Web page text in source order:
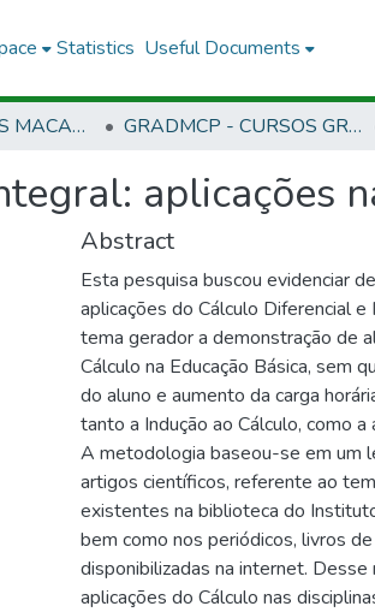
Statistics Useful Documents
CMCP - CAMPUS MACAPÁ GRADMCP - CURSOS GRADUAÇÃO - CAMPUS MACAPÁ
aplicações
Abstract
Esta pesquisa buscou evidenciar
aplicações do Cálculo Diferencial e
tema gerador a demonstração de
Cálculo na Educação Básica, sem
do aluno e aumento da carga
tanto a Indução ao Cálculo, como
A metodologia baseou-se em um
artigos científicos, referente ao
existentes na biblioteca do
bem como nos periódicos, livros
disponibilizadas na internet.
aplicações do Cálculo nas